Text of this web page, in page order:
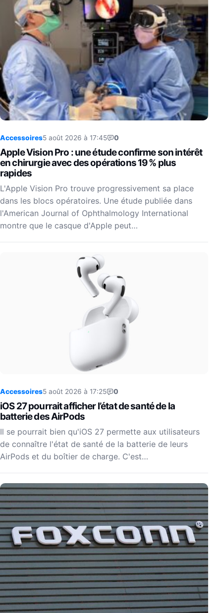
Accessoires5 août 2026 à 17:45 0
Apple Vision Pro : une étude confirme son intérêt
en chirurgie avec des opérations 19 % plus
rapides
L'Apple Vision Pro trouve progressivement sa place
dans les blocs opératoires. Une étude publiée dans
l'American Journal of Ophthalmology International
montre que le casque d'Apple peut…
Accessoires5 août 2026 à 17:25 0
iOS 27 pourrait afficher l’état de santé de la
batterie des AirPods
Il se pourrait bien qu'iOS 27 permette aux utilisateurs
de connaître l'état de santé de la batterie de leurs
AirPods et du boîtier de charge. C'est…